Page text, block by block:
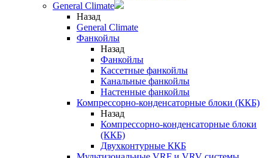
General Climate
Назад
General Climate
Фанкойлы
Назад
Фанкойлы
Кассетные фанкойлы
Канальные фанкойлы
Настенные фанкойлы
Компрессорно-конденсаторные блоки (ККБ)
Назад
Компрессорно-конденсаторные блоки
(ККБ)
Двухконтурные ККБ